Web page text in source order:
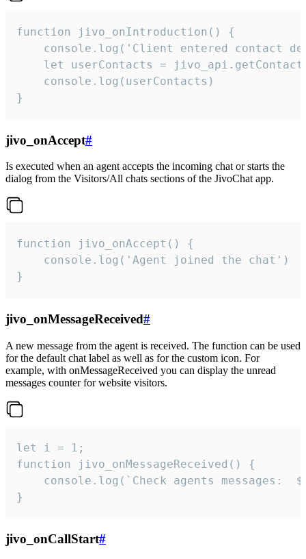
function jivo_onIntroduction() {
console.log('Client entered contact
let userContacts =
    console.log(userContacts)
}
jivo_onAccept#
Is executed when an agent accepts the incoming chat or starts the
dialog from the Visitors/All chats sections of the JivoChat app.
function jivo_onAccept() {
}
jivo_onMessageReceived#
A new message from the agent is received. The function can be used
for the default chat label as well as for the custom icon. For
example, with onMessageReceived you can display the unread
messages counter for website visitors.
let i = 1;
function jivo_onMessageReceived() {
}
jivo_onCallStart#